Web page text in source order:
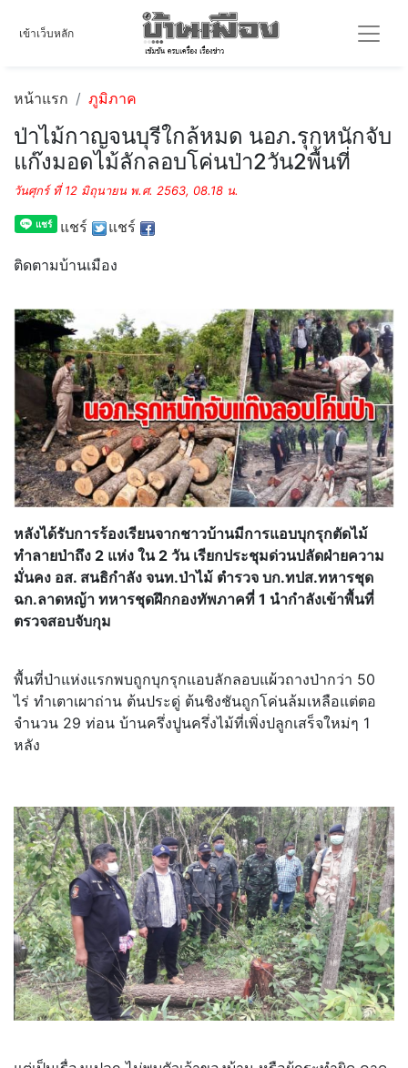
เข้าเว็บหลัก
หน้าแรก ภูมิภาค
ป่าไม้กาญจนบุรีใกล้หมด นอภ.รุกหนักจับ
แก๊งมอดไม้ลักลอบโค่นป่า2วัน2พื้นที่
วันศุกร์ ที่ 12 มิถุนายน พ.ศ. 2563, 08.18 น.
แชร์ แชร์
ติดตามบ้านเมือง
หลังได้รับการร้องเรียนจากชาวบ้านมีการแอบบุกรุกตัดไม้
ทำลายป่าถึง 2 แห่ง ใน 2 วัน เรียกประชุมด่วนปลัดฝ่ายความ
มั่นคง อส. สนธิกำลัง จนท.ป่าไม้ ตำรวจ บก.ทปส.ทหารชุด
ฉก.ลาดหญ้า ทหารชุดฝึกกองทัพภาคที่ 1 นำกำลังเข้าพื้นที่
ตรวจสอบจับกุม
พื้นที่ป่าแห่งแรกพบถูกบุกรุกแอบลักลอบแผ้วถางป่ากว่า 50
ไร่ ทำเตาเผาถ่าน ต้นประดู่ ต้นชิงชันถูกโค่นล้มเหลือแต่ตอ
จำนวน 29 ท่อน บ้านครึ่งปูนครึ่งไม้ที่เพิ่งปลูกเสร็จใหม่ๆ 1
หลัง